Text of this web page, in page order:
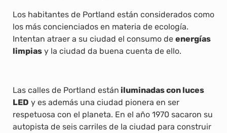
Los habitantes de Portland están considerados como
los más concienciados en materia de ecología.
Intentan atraer a su ciudad el consumo de energías
limpias y la ciudad da buena cuenta de ello.
Las calles de Portland están iluminadas con luces
LED y es además una ciudad pionera en ser
respetuosa con el planeta. En el año 1970 sacaron su
autopista de seis carriles de la ciudad para construir